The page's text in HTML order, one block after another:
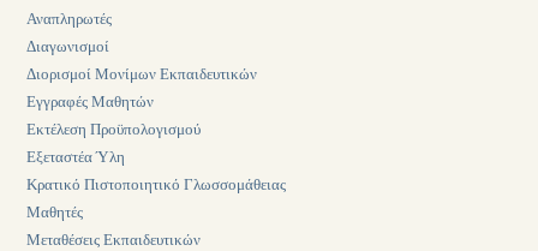
Αναπληρωτές
Διαγωνισμοί
Διορισμοί Μονίμων Εκπαιδευτικών
Εγγραφές Μαθητών
Εκτέλεση Προϋπολογισμού
Εξεταστέα Ύλη
Κρατικό Πιστοποιητικό Γλωσσομάθειας
Μαθητές
Μεταθέσεις Εκπαιδευτικών